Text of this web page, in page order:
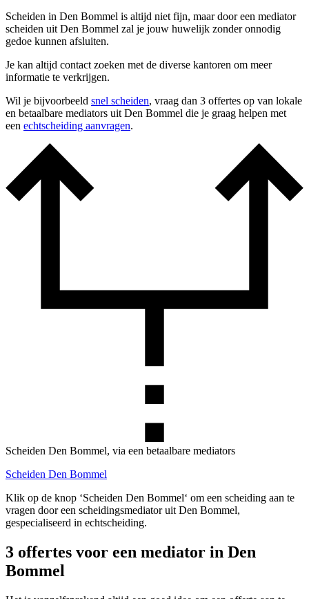
Scheiden in Den Bommel is altijd niet fijn, maar door een mediator
scheiden uit Den Bommel zal je jouw huwelijk zonder onnodig
gedoe kunnen afsluiten.
Je kan altijd contact zoeken met de diverse kantoren om meer
informatie te verkrijgen.
Wil je bijvoorbeeld snel scheiden, vraag dan 3 offertes op van lokale
en betaalbare mediators uit Den Bommel die je graag helpen met
een echtscheiding aanvragen.
Scheiden Den Bommel, via een betaalbare mediators
Scheiden Den Bommel
Klik op de knop ‘Scheiden Den Bommel‘ om een scheiding aan te
vragen door een scheidingsmediator uit Den Bommel,
gespecialiseerd in echtscheiding.
3 offertes voor een mediator in Den
Bommel